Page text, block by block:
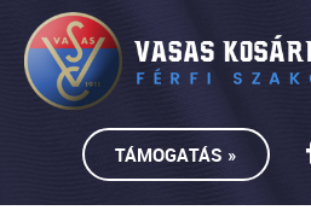
TÁMOGATÁS »